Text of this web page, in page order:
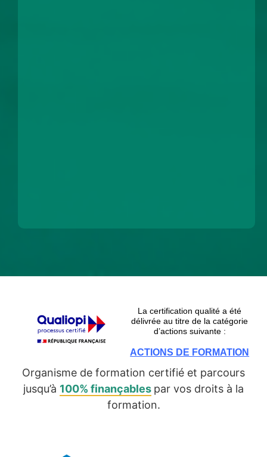
La certification qualité a été
délivrée au titre de la catégorie
d’actions suivante :
ACTIONS DE FORMATION
Organisme de formation certifié et parcours
jusqu’à 100% finançables par vos droits à la
formation.